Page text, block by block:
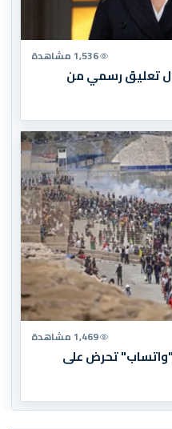
1,536 مشاهدة
مونديال 2030.. أول تعليق رسمي من
1,469 مشاهدة
"واتساب" تحرض على